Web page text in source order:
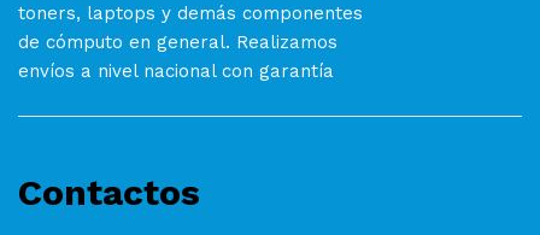
toners, laptops y demás componentes
de cómputo en general. Realizamos
envíos a nivel nacional con garantía
Contactos